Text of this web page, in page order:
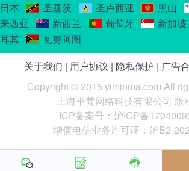
日本
圣基茨 圣卢西亚 黑山
来西亚
新西兰 葡萄牙 新加坡
耳其
瓦努阿图
关于我们 | 用户协议 | 隐私保护 | 广告
Copyright © 2015 yiminma.com All
上海平梵网络科技有限公司 版
ICP备案号：沪ICP备
增值电信业务许可证：沪B2-